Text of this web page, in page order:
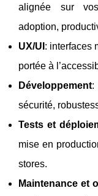
alignée sur
adoption,
UX/UI : interfaces
portée à
Développement:
sécurité,
Tests et
mise en
stores.
Maintenance et